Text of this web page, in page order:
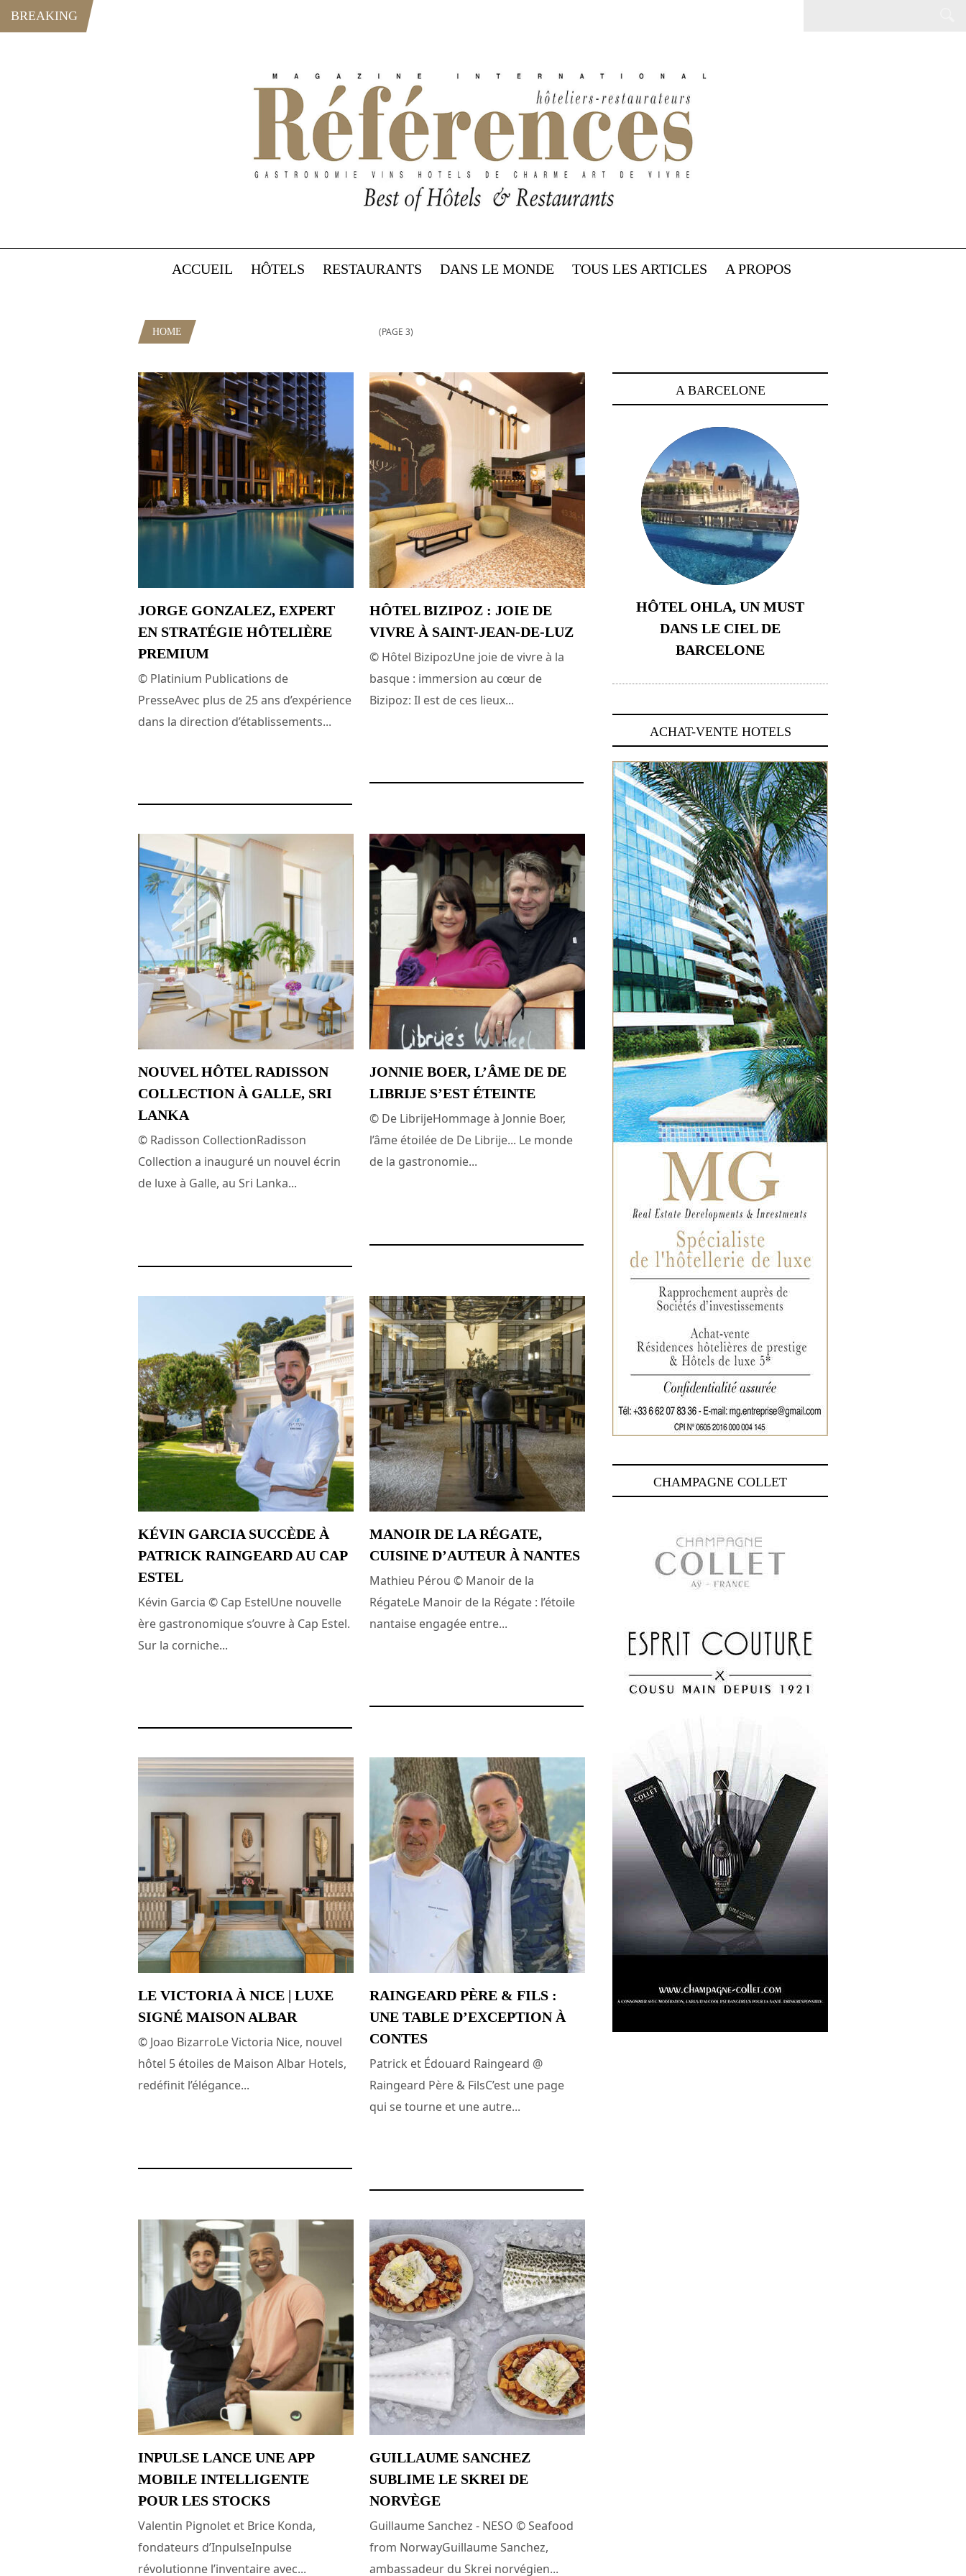
BREAKING
ACCUEIL HÔTELS RESTAURANTS DANS LE MONDE TOUS LES ARTICLES A PROPOS
HOME (PAGE 3)
JORGE GONZALEZ, EXPERT
EN STRATÉGIE HÔTELIÈRE
PREMIUM
© Platinium Publications de
PresseAvec plus de 25 ans d’expérience
dans la direction d’établissements...
HÔTEL BIZIPOZ : JOIE DE
VIVRE À SAINT-JEAN-DE-LUZ
© Hôtel BizipozUne joie de vivre à la
basque : immersion au cœur de
Bizipoz: Il est de ces lieux...
NOUVEL HÔTEL RADISSON
COLLECTION À GALLE, SRI
LANKA
© Radisson CollectionRadisson
Collection a inauguré un nouvel écrin
de luxe à Galle, au Sri Lanka...
JONNIE BOER, L’ÂME DE DE
LIBRIJE S’EST ÉTEINTE
© De LibrijeHommage à Jonnie Boer,
l’âme étoilée de De Librije... Le monde
de la gastronomie...
KÉVIN GARCIA SUCCÈDE À
PATRICK RAINGEARD AU CAP
ESTEL
Kévin Garcia © Cap EstelUne nouvelle
ère gastronomique s’ouvre à Cap Estel.
Sur la corniche...
MANOIR DE LA RÉGATE,
CUISINE D’AUTEUR À NANTES
Mathieu Pérou © Manoir de la
RégateLe Manoir de la Régate : l’étoile
nantaise engagée entre...
LE VICTORIA À NICE | LUXE
SIGNÉ MAISON ALBAR
© Joao BizarroLe Victoria Nice, nouvel
hôtel 5 étoiles de Maison Albar Hotels,
redéfinit l’élégance...
RAINGEARD PÈRE & FILS :
UNE TABLE D’EXCEPTION À
CONTES
Patrick et Édouard Raingeard @
Raingeard Père & FilsC’est une page
qui se tourne et une autre...
INPULSE LANCE UNE APP
MOBILE INTELLIGENTE
POUR LES STOCKS
Valentin Pignolet et Brice Konda,
fondateurs d’InpulseInpulse
révolutionne l’inventaire avec...
GUILLAUME SANCHEZ
SUBLIME LE SKREI DE
NORVÈGE
Guillaume Sanchez - NESO © Seafood
from NorwayGuillaume Sanchez,
ambassadeur du Skrei norvégien...
A BARCELONE
HÔTEL OHLA, UN MUST
DANS LE CIEL DE
BARCELONE
ACHAT-VENTE HOTELS
CHAMPAGNE COLLET